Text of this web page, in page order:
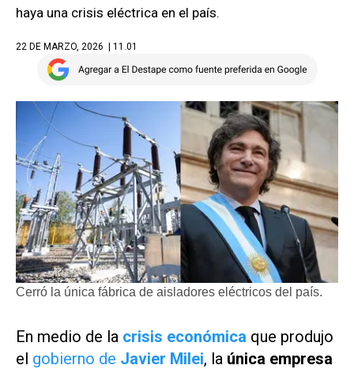
haya una crisis eléctrica en el país.
22 DE MARZO, 2026 | 11.01
Cerró la única fábrica de aisladores eléctricos del país.
En medio de la crisis económica que produjo
el gobierno de Javier Milei, la única empresa